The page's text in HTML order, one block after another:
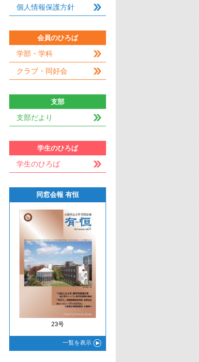
個人情報保護方針
会員のひろば
学部・学科
クラブ・同好会
支部
支部だより
学生のひろば
学生のひろば
同窓会報 有恒
23号
一覧を表示